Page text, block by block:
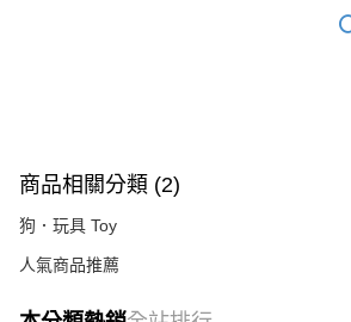
商品相關分類 (2)
狗．玩具 Toy
人氣商品推薦